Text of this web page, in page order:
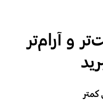
و آرام‌تر